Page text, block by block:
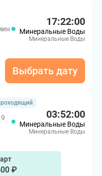
17:22:00
Минеральные Воды
Минеральные Воды
Выбрать дату
03:52:00
Минеральные Воды
Минеральные Воды
₽